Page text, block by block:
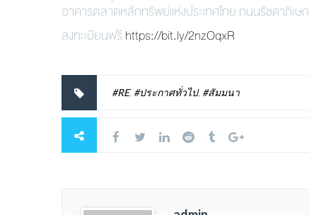
อาคารตลาดหลักทรัพย์แห่งประเทศไทย ถนนรัชดาภิเษก
ลงทะเบียนฟรีhttps://bit.ly/2nzOqxR
#RE, #ประกาศทั่วไป, #สัมมนา